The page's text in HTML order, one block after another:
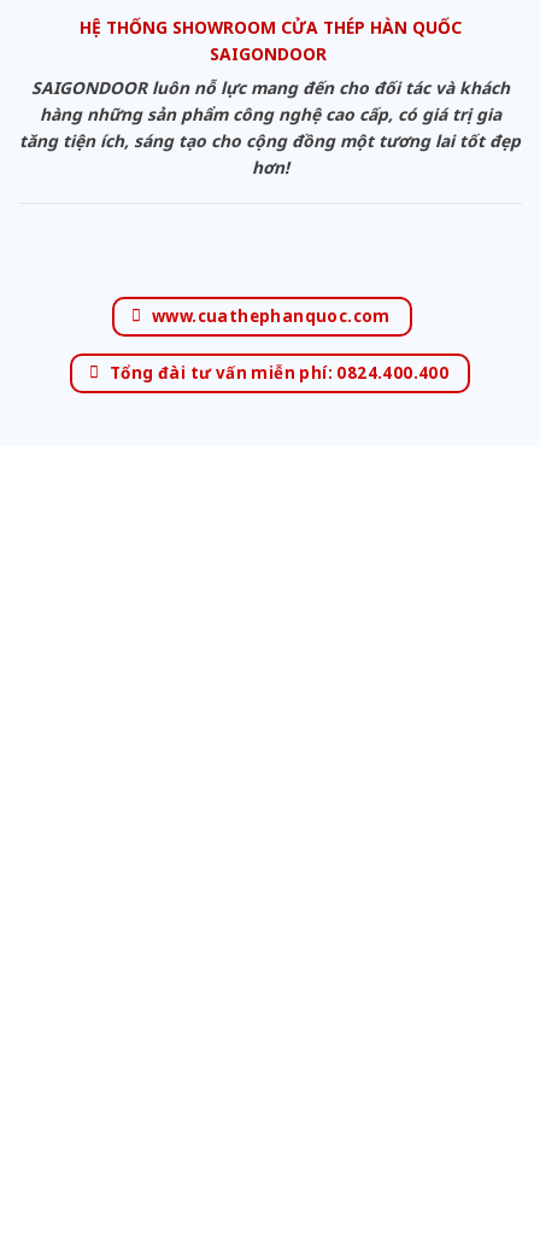
HỆ THỐNG SHOWROOM CỬA THÉP HÀN QUỐC
SAIGONDOOR
SAIGONDOOR luôn nỗ lực mang đến cho đối tác và khách
hàng những sản phẩm công nghệ cao cấp, có giá trị gia
tăng tiện ích, sáng tạo cho cộng đồng một tương lai tốt đẹp
hơn!
www.cuathephanquoc.com
Tổng đài tư vấn miễn phí: 0824.400.400